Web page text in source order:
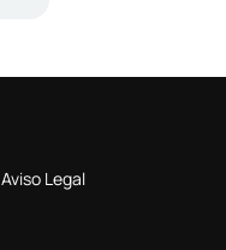
Aviso Legal